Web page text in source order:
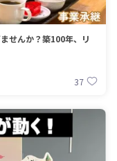
せんか？築100年、リ
37